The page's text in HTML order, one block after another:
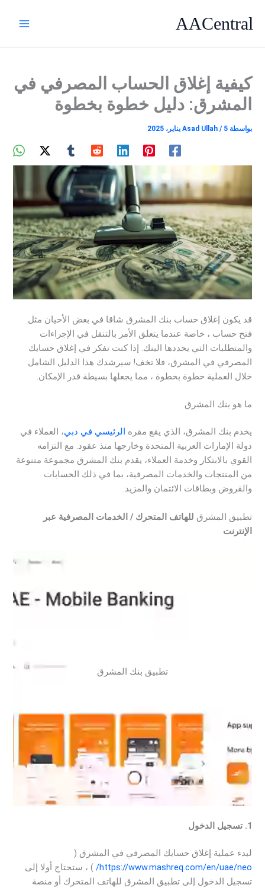
AACentral
كيفية إغلاق الحساب المصرفي في
المشرق: دليل خطوة بخطوة
بواسطة Asad Ullah / 5 يناير، 2025
قد يكون إغلاق حساب بنك المشرق شاقا في بعض الأحيان مثل
فتح حساب ، خاصة عندما يتعلق الأمر بالتنقل في الإجراءات
والمتطلبات التي يحددها البنك. إذا كنت تفكر في إغلاق حسابك
المصرفي في المشرق، فلا تخف! سيرشدك هذا الدليل الشامل
خلال العملية خطوة بخطوة ، مما يجعلها بسيطة قدر الإمكان.
ما هو بنك المشرق
يخدم بنك المشرق، الذي يقع مقره الرئيسي في دبي، العملاء في
دولة الإمارات العربية المتحدة وخارجها منذ عقود. مع التزامه
القوي بالابتكار وخدمة العملاء، يقدم بنك المشرق مجموعة متنوعة
من المنتجات والخدمات المصرفية، بما في ذلك الحسابات
والقروض وبطاقات الائتمان والمزيد.
تطبيق المشرق للهاتف المتحرك / الخدمات المصرفية عبر
الإنترنت
تطبيق بنك المشرق
1. تسجيل الدخول
لبدء عملية إغلاق حسابك المصرفي في المشرق (
https://www.mashreq.com/en/uae/neo/ ) ، ستحتاج أولا إلى
تسجيل الدخول إلى تطبيق المشرق للهاتف المتحرك أو منصة